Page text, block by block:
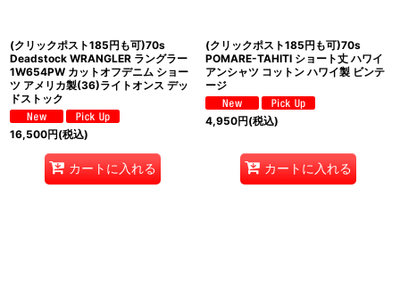
(クリックポスト185円も可)70s
Deadstock WRANGLER ラングラー
1W654PW カットオフデニム ショー
ツ アメリカ製(36)ライトオンス デッ
ドストック
16,500円(税込)
カートに入れる
(クリックポスト185円も可)70s
POMARE-TAHITI ショート丈 ハワイ
アンシャツ コットン ハワイ製 ビンテ
ージ
4,950円(税込)
カートに入れる